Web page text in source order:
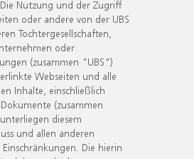
Nutzung und der Zugriff
oder andere von der UBS
Tochtergesellschaften,
oder
(zusammen "UBS")
Webseiten und alle
Inhalte, einschließlich
(zusammen
diesem
und allen anderen
Die hierin